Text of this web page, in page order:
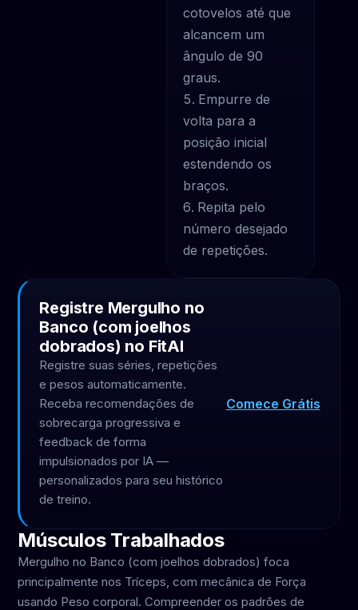
cotovelos até que
alcancem um
ângulo de 90
graus.
Empurre de
volta para a
posição inicial
estendendo os
braços.
Repita pelo
número desejado
de repetições.
Registre Mergulho no
Banco (com joelhos
dobrados) no FitAI
Registre suas séries, repetições
e pesos automaticamente.
Receba recomendações de
sobrecarga progressiva e
feedback de forma
impulsionados por IA —
personalizados para seu histórico
de treino.
Comece Grátis
Músculos Trabalhados
Mergulho no Banco (com joelhos dobrados) foca
principalmente nos Tríceps, com mecânica de Força
usando Peso corporal. Compreender os padrões de